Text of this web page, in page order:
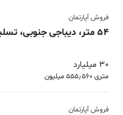
فروش آپارتمان
30 میلیارد
متری 555٫560 میلیون
فروش آپارتمان